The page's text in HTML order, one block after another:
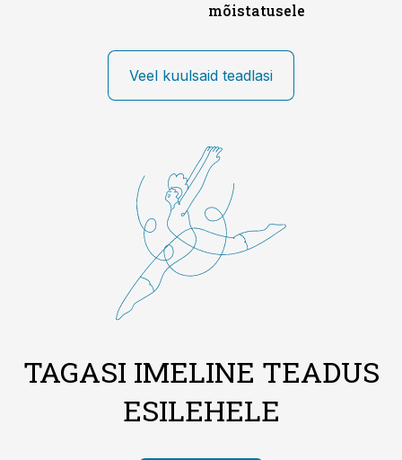
mõistatusele
Veel kuulsaid teadlasi
TAGASI IMELINE TEADUS
ESILEHELE